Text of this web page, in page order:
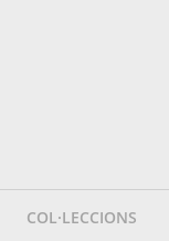
COL·LECCIONS